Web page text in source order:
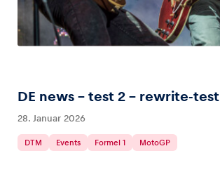
DE news – test 2 – rewrite-test
28. Januar 2026
DTM Events Formel 1 MotoGP